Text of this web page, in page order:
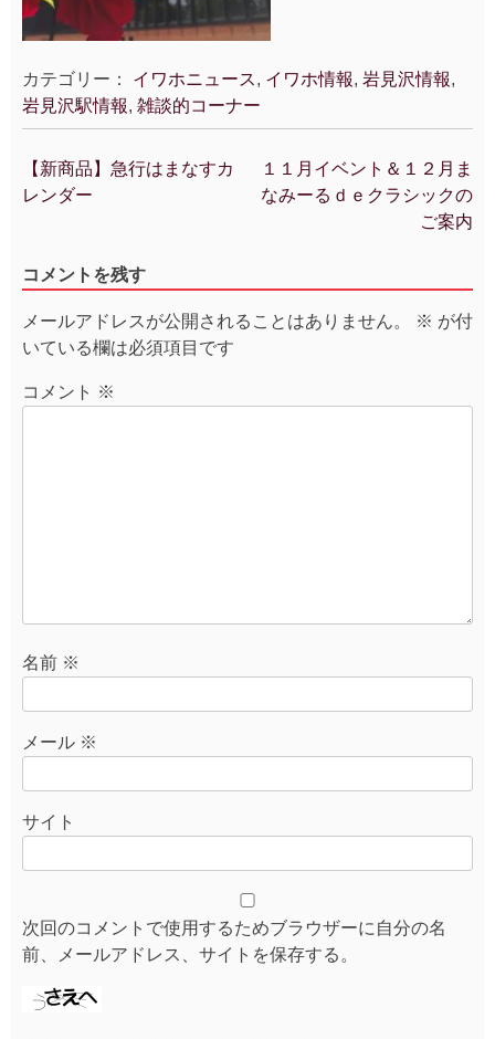
カテゴリー： イワホニュース, イワホ情報, 岩見沢情報,
岩見沢駅情報, 雑談的コーナー
投
稿
ゲ
シ
ョ
ン
【新商品】急行はまなすカ
レンダー
１１月イベント＆１２月ま
なみーるｄｅクラシックの
ご案内
コメントを残す
メールアドレスが公開されることはありません。 ※ が付
いている欄は必須項目です
コメント ※
名前 ※
メール ※
サイト
次回のコメントで使用するためブラウザーに自分の名
前、メールアドレス、サイトを保存する。